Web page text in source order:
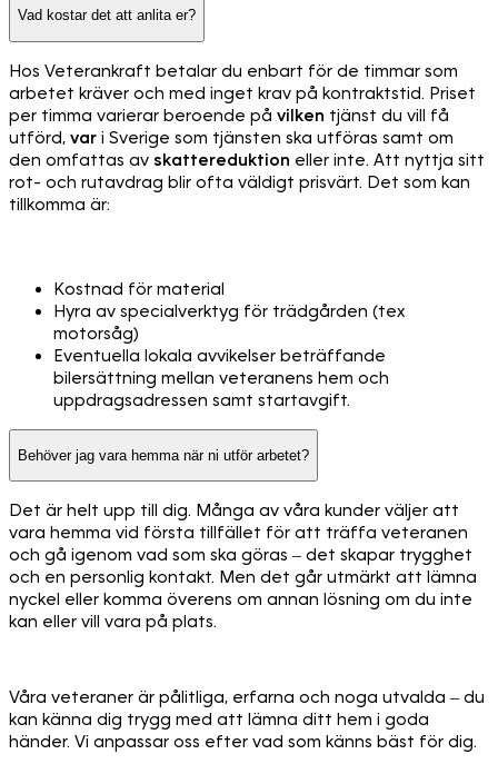
Vad kostar det att anlita er?
Hos Veterankraft betalar du enbart för de timmar som
arbetet kräver och med inget krav på kontraktstid. Priset
per timma varierar beroende på vilken tjänst du vill få
utförd, var i Sverige som tjänsten ska utföras samt om
den omfattas av skattereduktion eller inte. Att nyttja sitt
rot- och rutavdrag blir ofta väldigt prisvärt. Det som kan
tillkomma är:
Kostnad för material
Hyra av specialverktyg för trädgården (tex
motorsåg)
Eventuella lokala avvikelser beträffande
bilersättning mellan veteranens hem och
uppdragsadressen samt startavgift.
Behöver jag vara hemma när ni utför arbetet?
Det är helt upp till dig. Många av våra kunder väljer att
vara hemma vid första tillfället för att träffa veteranen
och gå igenom vad som ska göras – det skapar trygghet
och en personlig kontakt. Men det går utmärkt att lämna
nyckel eller komma överens om annan lösning om du inte
kan eller vill vara på plats.
Våra veteraner är pålitliga, erfarna och noga utvalda – du
kan känna dig trygg med att lämna ditt hem i goda
händer. Vi anpassar oss efter vad som känns bäst för dig.